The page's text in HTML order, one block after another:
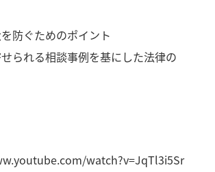
防ぐためのポイント
られる相談事例を基にした法律の
watch?v=JqTl3i5Sr